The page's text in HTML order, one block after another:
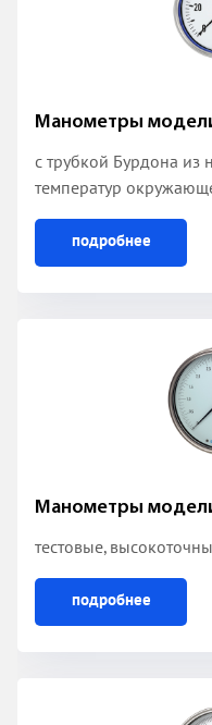
Манометры
с трубкой Бурдона из
температур
подробнее
Манометры
тестовые,
подробнее